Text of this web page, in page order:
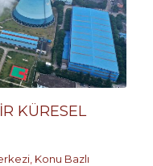
KÜRESEL
Konu Bazlı